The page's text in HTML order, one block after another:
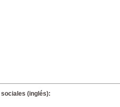
(inglés):